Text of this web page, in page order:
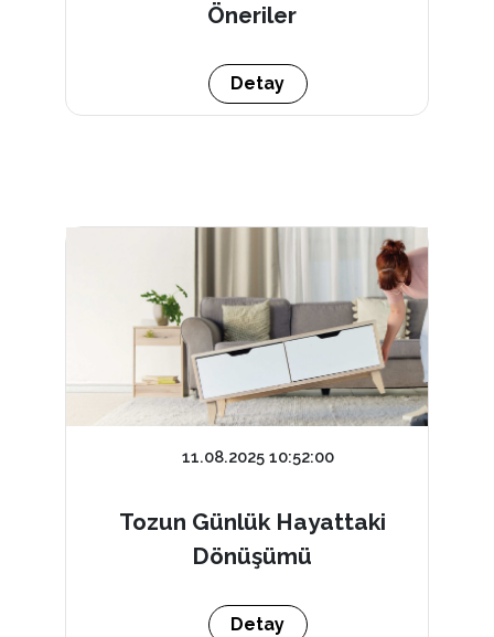
Öneriler
Detay
11.08.2025 10:52:00
Tozun Günlük Hayattaki
Dönüşümü
Detay